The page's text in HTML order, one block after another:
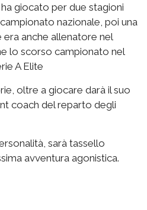
giocato per due stagioni
nazionale, poi una
anche allenatore nel
lo scorso campionato nel
A Elite
oltre a giocare darà il suo
coach del reparto degli
sarà tassello
avventura agonistica.